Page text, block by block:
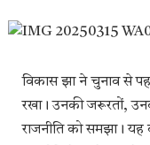
विकास झा ने चुनाव से पहले
रखा। उनकी जरूरतों,
राजनीति को समझा। यह